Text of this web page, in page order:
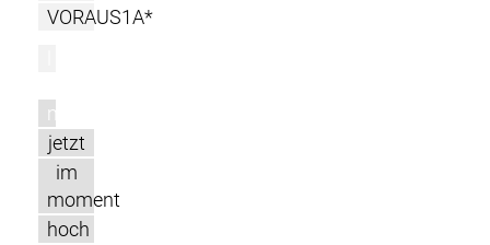
VORAUS1A*
m
jetzt
im
moment
hoch